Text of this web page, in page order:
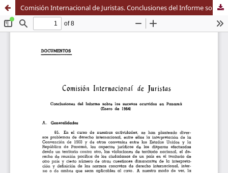
Comisión Internacional de Juristas. Conclusiones del Informe sobre los sucesos ocurridos en Panamá (Enero de 1964)